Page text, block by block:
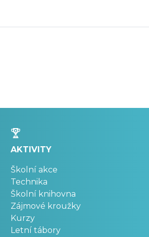
AKTIVITY
Školní akce
Technika
Školní knihovna
Zájmové kroužky
Kurzy
Letní tábory